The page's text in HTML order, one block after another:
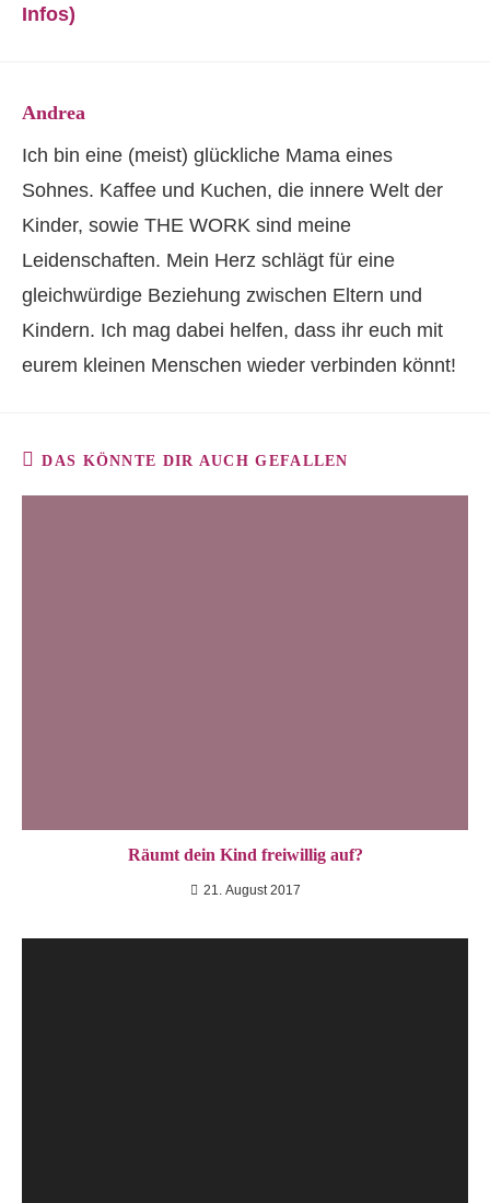
Infos)
Andrea
Ich bin eine (meist) glückliche Mama eines
Sohnes. Kaffee und Kuchen, die innere Welt der
Kinder, sowie THE WORK sind meine
Leidenschaften. Mein Herz schlägt für eine
gleichwürdige Beziehung zwischen Eltern und
Kindern. Ich mag dabei helfen, dass ihr euch mit
eurem kleinen Menschen wieder verbinden könnt!
DAS KÖNNTE DIR AUCH GEFALLEN
Räumt dein Kind freiwillig auf?
21. August 2017